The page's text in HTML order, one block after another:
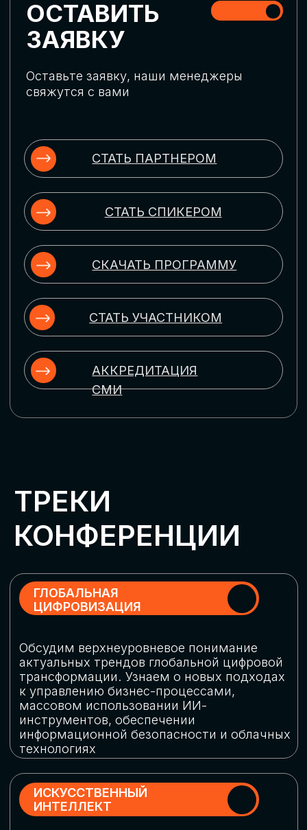
Выясним, как в наши дни уверенно
защищать свой бизнес от киберугроз
актуальных трендов глобальной цифровой
трансформации. Узнаем о новых подходах
массовом использовании ИИ-
инструментов, обеспечении
ИСКУССТВЕННЫЙ
Узнаем как компании адаптируются к
новой ИИ-реальности. Как ИИ-
сотрудники становятся
«полноправными» членами команды, как
ИИ-помощники забирают на себя рутину
и как можно значительно увеличить
производительность без огромных
затрат на нейросети
ЦИФРОВИЗАЦИЯ
МАРКЕТИНГА И ПРОДАЖ
Обменяемся опытом, какие ИИ-решения
в маркетинге и продажах наиболее
рекламными кампаниями показывают
наибольшую эффективность
ЦИФРОВИЗАЦИЯ
УПРАВЛЕНИЯ ПЕРСОНАЛОМ
Рассмотрим управление человеческим
комплексные решения для роста
производительности и кейсы
оптимизации процессов найма,
развития, оценки и удержания
РОБОТИЗАЦИЯ
Узнаем, в каких отраслях ИИ
«материализуется», какие роботы
решают сложные бизнес-задачи, а где
только обсуждают концепции
роботизации и потенциальные бюджеты
на тестирование образцов
ЦИФРОВИЗАЦИЯ
КЛИЕНТСКОГО СЕРВИСА
Разберем кейсы в сфере цифровизации